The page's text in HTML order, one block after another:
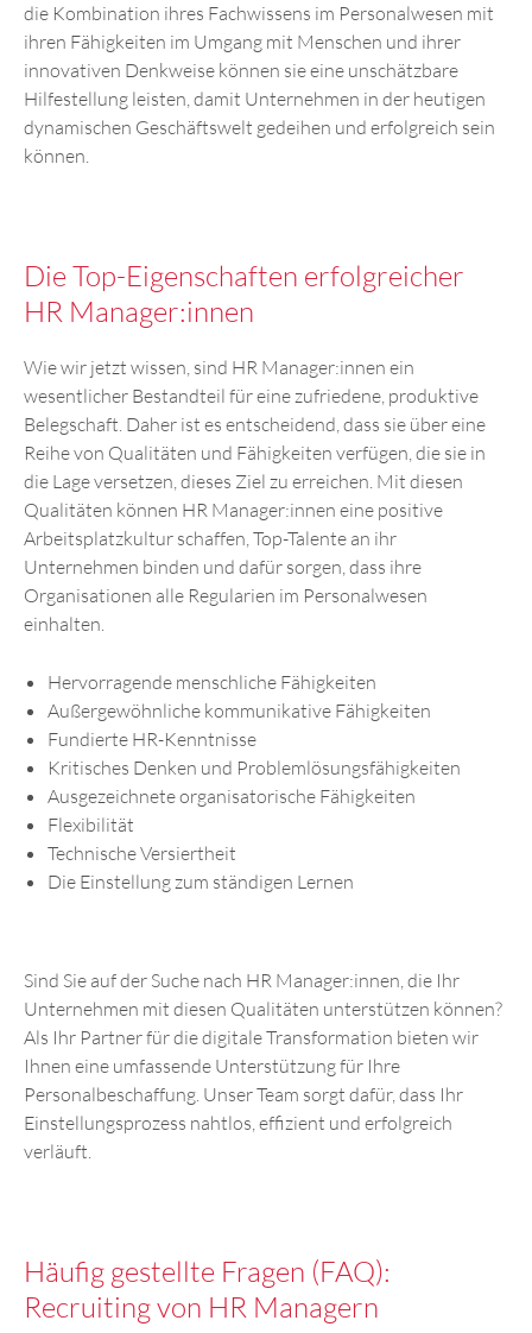
die Kombination ihres Fachwissens im Personalwesen mit
ihren Fähigkeiten im Umgang mit Menschen und ihrer
innovativen Denkweise können sie eine unschätzbare
Hilfestellung leisten, damit Unternehmen in der heutigen
dynamischen Geschäftswelt gedeihen und erfolgreich sein
können.
Die Top-Eigenschaften erfolgreicher
HR Manager:innen
Wie wir jetzt wissen, sind HR Manager:innen ein
wesentlicher Bestandteil für eine zufriedene, produktive
Belegschaft. Daher ist es entscheidend, dass sie über eine
Reihe von Qualitäten und Fähigkeiten verfügen, die sie in
die Lage versetzen, dieses Ziel zu erreichen. Mit diesen
Qualitäten können HR Manager:innen eine positive
Arbeitsplatzkultur schaffen, Top-Talente an ihr
Unternehmen binden und dafür sorgen, dass ihre
Organisationen alle Regularien im Personalwesen
einhalten.
Hervorragende menschliche Fähigkeiten
Außergewöhnliche kommunikative Fähigkeiten
Fundierte HR-Kenntnisse
Kritisches Denken und Problemlösungsfähigkeiten
Ausgezeichnete organisatorische Fähigkeiten
Flexibilität
Technische Versiertheit
Die Einstellung zum ständigen Lernen
Sind Sie auf der Suche nach HR Manager:innen, die Ihr
Unternehmen mit diesen Qualitäten unterstützen können?
Als Ihr Partner für die digitale Transformation bieten wir
Ihnen eine umfassende Unterstützung für Ihre
Personalbeschaffung. Unser Team sorgt dafür, dass Ihr
Einstellungsprozess nahtlos, effizient und erfolgreich
verläuft.
Häufig gestellte Fragen (FAQ):
Recruiting von HR Managern